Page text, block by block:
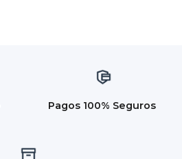
Pagos 100% Seguros